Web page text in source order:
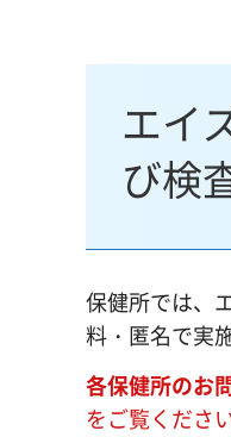
エイ
び検
保健所では、
料・匿名で実
各保健所のお
をご覧ください